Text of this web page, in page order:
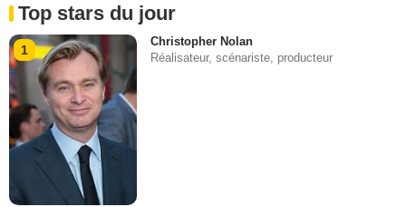
Top stars du jour
1
Christopher Nolan
Réalisateur, scénariste, producteur